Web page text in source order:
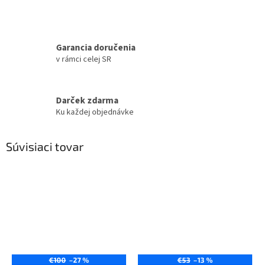
Garancia doručenia
v rámci celej SR
Darček zdarma
Ku každej objednávke
Súvisiaci tovar
€100 –27 % €53 –13 %